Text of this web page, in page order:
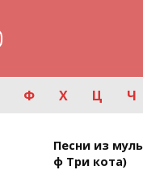
Ф Х Ц Ч
Песни из
ф Три кота)